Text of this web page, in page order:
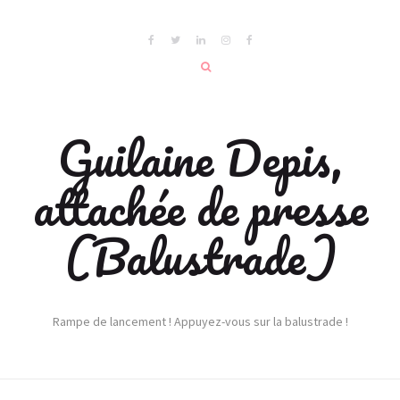
Guilaine Depis,
attachée de presse
(Balustrade)
Rampe de lancement ! Appuyez-vous sur la balustrade !